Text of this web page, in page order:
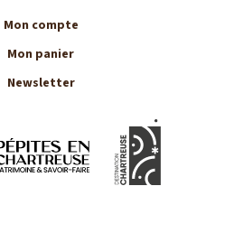
Mon compte
Mon panier
Newsletter